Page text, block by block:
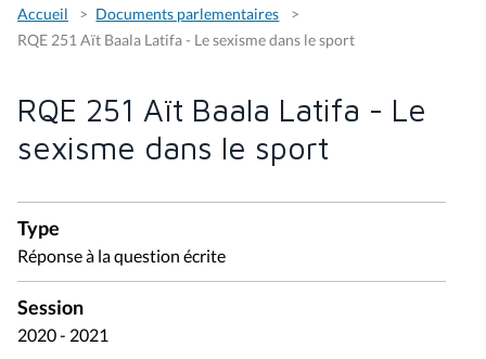
Accueil
Documents parlementaires
RQE 251 Aït Baala Latifa - Le sexisme dans le sport
RQE 251 Aït Baala Latifa - Le
sexisme dans le sport
Type
Réponse à la question écrite
Session
2020 - 2021